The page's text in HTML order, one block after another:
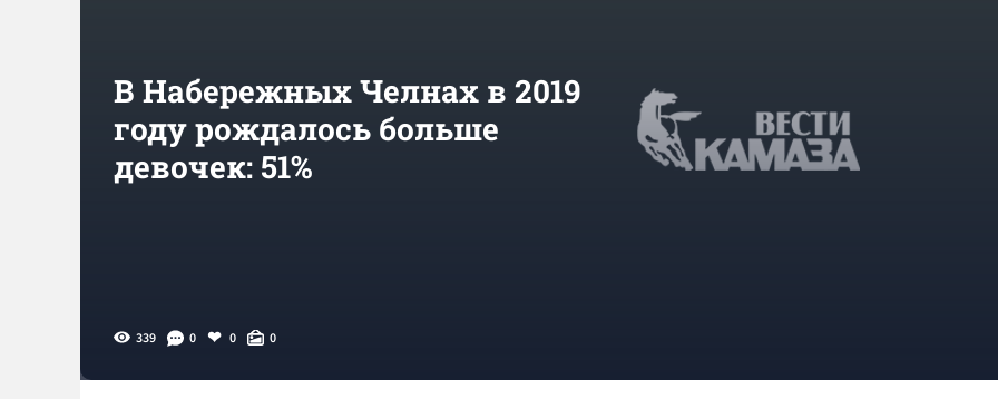
В Набережных Челнах в 2019
году рождалось больше
девочек: 51%
339 0 0 0